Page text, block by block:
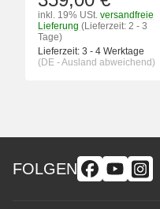
inkl. 19% USt. versandfreie
Lieferung (Lieferzeit: 2 - 3
Tage)
Lieferzeit: 3 - 4 Werktage
(DE - Ausland abweichend)
FOLGEN